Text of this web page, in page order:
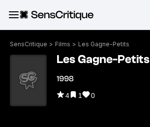
SensCritique > Films > Les Gagne-Petits
Les Gagne-Petits
1998
4 1 0